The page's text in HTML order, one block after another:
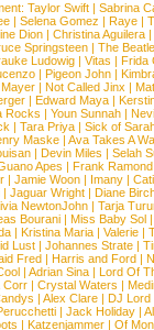
Taylor Swift | Sabrina
|Selena Gomez |Raye |
Dion | Christina Aguilera |
Springsteen |The
Ludowig | Vitas | Frida
| Pigeon John |
|Not Called Jinx |
| Edward Maya |
Rocks | Youn Sunnah |
| Tara Priya | Sick of
Maske |Ava Takes A
|Devin Miles |Selah
Apes |Frank Ramond
|Jamie Woon | Imany |
|Jaguar Wright |Diane
NewtonJohn |Tarja
Bourani | Miss Baby Sol
| Kristina Maria | Valerie |
Lust | Johannes Strate |
Fred | Harris and Ford |
|Adrian Sina |Lord Of
Corr |Crystal Waters |
| Alex Clare | DJ Lord
| Jack Holiday |
|Katzenjammer |Of